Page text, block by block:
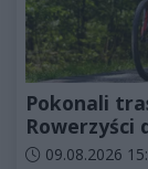
Pokonali
Rowerzyści
Data dodania
09.08.2026